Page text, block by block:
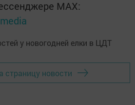
MАХ:
страницу новости